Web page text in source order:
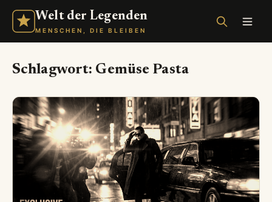
Welt der Legenden
MENSCHEN, DIE BLEIBEN
Schlagwort: Gemüse Pasta